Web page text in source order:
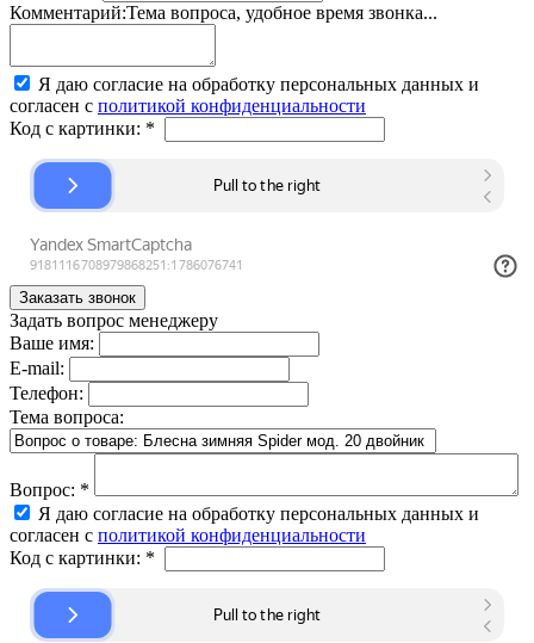
Комментарий:Тема вопроса, удобное время звонка...
Я даю согласие на обработку персональных данных и
согласен с политикой конфиденциальности
Код с картинки: *
Задать вопрос менеджеру
Ваше имя:
E-mail:
Телефон:
Тема вопроса:
Вопрос: *
Я даю согласие на обработку персональных данных и
согласен с политикой конфиденциальности
Код с картинки: *